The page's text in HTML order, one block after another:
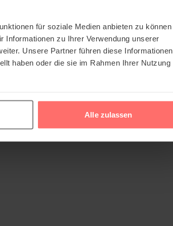
für soziale Medien anbieten zu können
Informationen zu Ihrer Verwendung unserer
Unsere Partner führen diese Informationen
haben oder die sie im Rahmen Ihrer Nutzung
Alle zulassen